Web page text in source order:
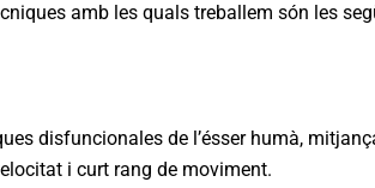
amb les quals treballem són les
disfuncionales de l’ésser humà,
i curt rang de moviment.